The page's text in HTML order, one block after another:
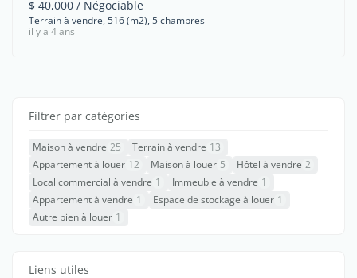
$ 40,000 / Négociable
Terrain à vendre, 516 (m2), 5 chambres
il y a 4 ans
Filtrer par catégories
Maison à vendre 25 Terrain à vendre 13
Appartement à louer 12 Maison à louer 5 Hôtel à vendre 2
Local commercial à vendre 1 Immeuble à vendre 1
Appartement à vendre 1 Espace de stockage à louer 1
Autre bien à louer 1
Liens utiles